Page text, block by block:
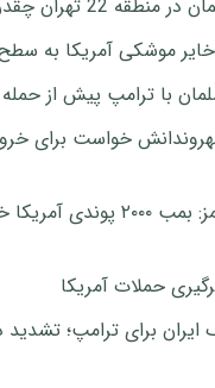
22 تهران چقدر است؟
موشکی آمریکا به
با ترامپ پیش از حمله
خواست برای
نیویورک‌تایمز: بمب
حملات آمریکا
برای ترامپ؛ تشدید